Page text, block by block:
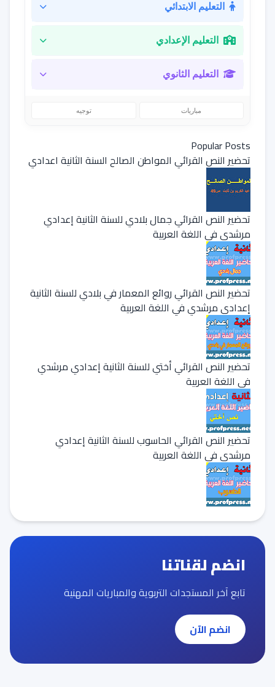
التعليم الابتدائي
التعليم الإعدادي
التعليم الثانوي
مباريات توجيه
Popular Posts
تحضير النص القرائي المواطن الصالح السنة الثانية اعدادي
تحضير النص القرائي جمال بلادي للسنة الثانية إعدادي
مرشدي في اللغة العربية
تحضير النص القرائي روائع المعمار في بلادي للسنة الثانية
إعدادي مرشدي في اللغة العربية
تحضير النص القرائي أختي للسنة الثانية إعدادي مرشدي
في اللغة العربية
تحضير النص القرائي الحاسوب للسنة الثانية إعدادي
مرشدي في اللغة العربية
انضم لقناتنا
تابع آخر المستجدات التربوية والمباريات المهنية
انضم الآن